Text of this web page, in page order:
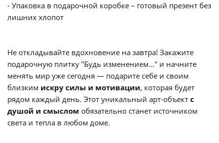
- Упаковка в подарочной коробке – готовый презент без
лишних хлопот
Не откладывайте вдохновение на завтра! Закажите
подарочную плитку "Будь изменением..." и начните
менять мир уже сегодня — подарите себе и своим
близким искру силы и мотивации, которая будет
рядом каждый день. Этот уникальный арт-объект с
душой и смыслом обязательно станет источником
света и тепла в любом доме.